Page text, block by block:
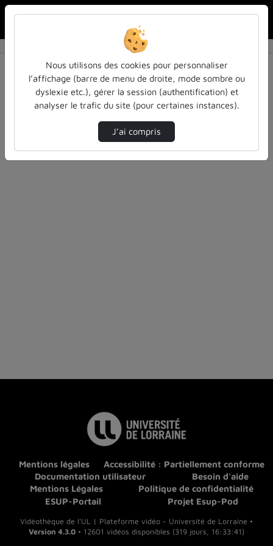
0 vidéo trouvée
Audio Vidéo Statistiques de vues
Direction de tri
Désolé, aucune vidéo trouvée.
Mentions légales
Accessibilité : Partiellement conforme
Documentation utilisateur
Besoin d'aide
Mentions Légales
Politique de confidentialité
ESUP-Portail
Projet Esup-Pod
Vidéothèque de l'UL | Plateforme vidéo - Université de Lorraine •
Version 4.3.0 • 12601 vidéos disponibles (319 jours, 16:33:41)
Nous utilisons des cookies pour personnaliser
l’affichage (barre de menu de droite, mode sombre ou
dyslexie etc.), gérer la session (authentification) et
analyser le trafic du site (pour certaines instances).
J’ai compris